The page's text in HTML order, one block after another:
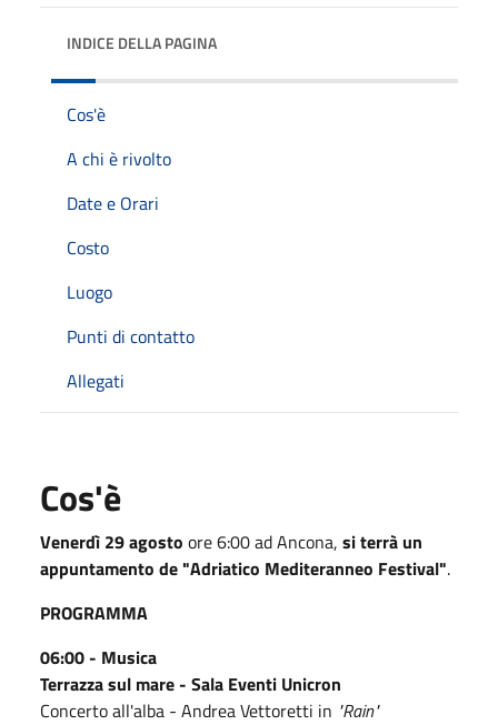
INDICE DELLA PAGINA
Cos'è
A chi è rivolto
Date e Orari
Costo
Luogo
Punti di contatto
Allegati
Cos'è
Venerdì 29 agosto ore 6:00 ad Ancona, si terrà un
appuntamento de "Adriatico Mediteranneo Festival".
PROGRAMMA
06:00 - Musica
Terrazza sul mare - Sala Eventi Unicron
Concerto all'alba - Andrea Vettoretti in "Rain"